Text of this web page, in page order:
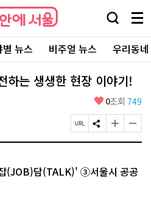
검
창
열
기
메
뉴
전
체
보
별 뉴스 비주얼 뉴스 우리동
하는 생생한 현장 이야기!
좋
요
0조회 749
페
이
R
L
S
N
유
하
글
자
크
게
글
자
작
게
(JOB)담(TALK)' ③서울시 공공